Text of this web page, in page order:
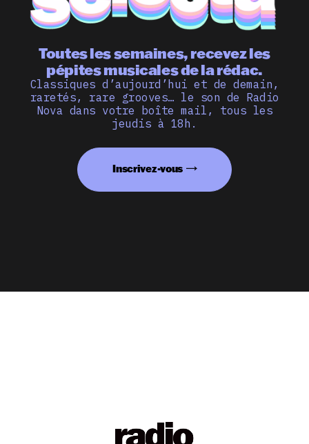
Toutes les semaines, recevez les
pépites musicales de la rédac.
Classiques d’aujourd’hui et de demain,
raretés, rare grooves… le son de Radio
Nova dans votre boîte mail, tous les
jeudis à 18h.
Inscrivez-vous